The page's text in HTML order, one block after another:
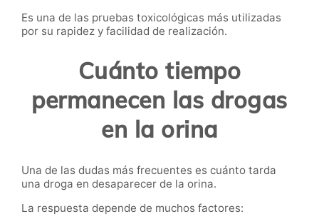
Es una de las pruebas toxicológicas más utilizadas
por su rapidez y facilidad de realización.
Cuánto tiempo
permanecen las drogas
en la orina
Una de las dudas más frecuentes es cuánto tarda
una droga en desaparecer de la orina.
La respuesta depende de muchos factores: